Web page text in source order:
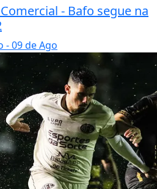
- Bafo segue na
- 09 de Ago